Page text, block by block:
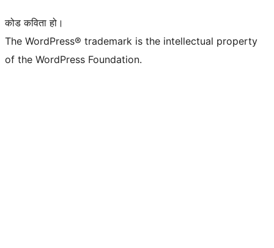
कोड कविता हो।
The WordPress® trademark is the intellectual property
of the WordPress Foundation.